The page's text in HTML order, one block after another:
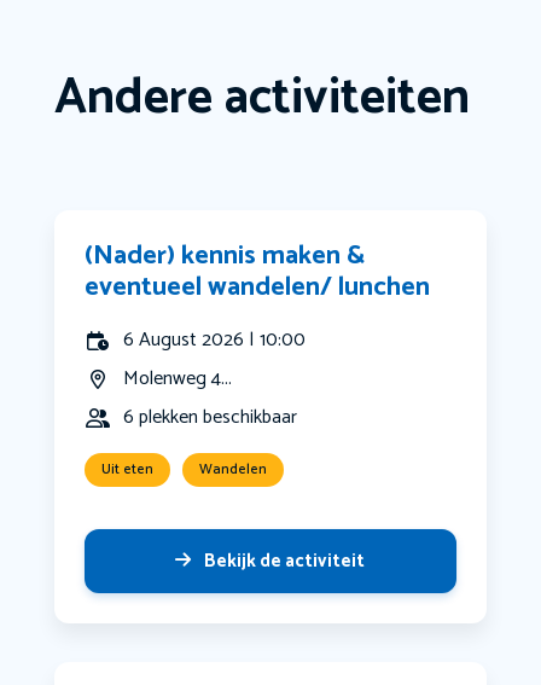
Andere activiteiten
(Nader) kennis maken &
eventueel wandelen/ lunchen
6 August 2026 | 10:00
Molenweg 4...
6 plekken beschikbaar
Uit eten Wandelen
Bekijk de activiteit